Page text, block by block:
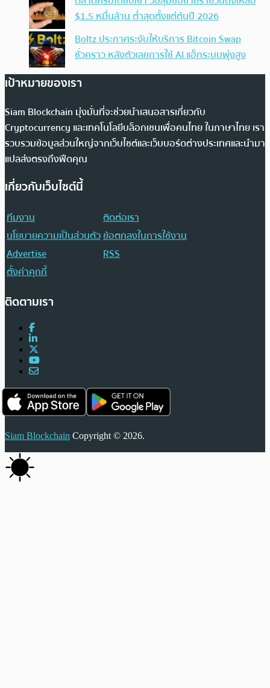
$1.5 หมื่นล้าน ต่ำสุดตั้งแต่ต้นปี 2026
Boltz ประกาศระงับให้บริการ Bitcoin Swap
ชั่วคราว หลังตัวเลขการใช้ AI แฮ็กระบบพุ่งสูง
เป้าหมายของเรา
Siam Blockchain มุ่งมั่นที่จะช่วยนำเสนอสารเกี่ยวกับ
Cryptocurrency และเทคโนโลยีบล็อกเชนเพื่อคนไทย ในภาษาไทย เรา
รวบรวมข้อมูลส่วนใหญ่จากเว็บไซต์และเว็บบอร์ดต่างประเทศและนำมา
แปลส่งตรงถึงฟีดคุณ
เกี่ยวกับเว็บไซต์นี้
ทีมงาน
ติดต่อเรา
นโยบายความเป็นส่วนตัวข้อตกลงในการใช้งาน
Advertise
RSS
ตั้งค่าคุกกี้
ติดตามเรา
Siam Blockchain Copyright © 2026.